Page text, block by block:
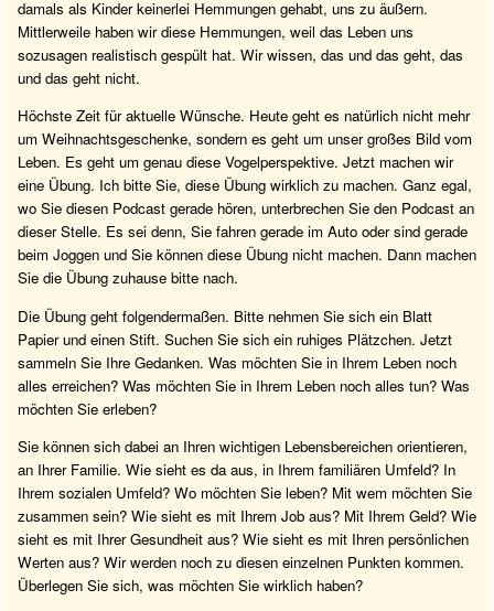
damals als Kinder keinerlei Hemmungen gehabt, uns zu äußern.
Mittlerweile haben wir diese Hemmungen, weil das Leben uns
sozusagen realistisch gespült hat. Wir wissen, das und das geht, das
und das geht nicht.
Höchste Zeit für aktuelle Wünsche. Heute geht es natürlich nicht mehr
um Weihnachtsgeschenke, sondern es geht um unser großes Bild vom
Leben. Es geht um genau diese Vogelperspektive. Jetzt machen wir
eine Übung. Ich bitte Sie, diese Übung wirklich zu machen. Ganz egal,
wo Sie diesen Podcast gerade hören, unterbrechen Sie den Podcast an
dieser Stelle. Es sei denn, Sie fahren gerade im Auto oder sind gerade
beim Joggen und Sie können diese Übung nicht machen. Dann machen
Sie die Übung zuhause bitte nach.
Die Übung geht folgendermaßen. Bitte nehmen Sie sich ein Blatt
Papier und einen Stift. Suchen Sie sich ein ruhiges Plätzchen. Jetzt
sammeln Sie Ihre Gedanken. Was möchten Sie in Ihrem Leben noch
alles erreichen? Was möchten Sie in Ihrem Leben noch alles tun? Was
möchten Sie erleben?
Sie können sich dabei an Ihren wichtigen Lebensbereichen orientieren,
an Ihrer Familie. Wie sieht es da aus, in Ihrem familiären Umfeld? In
Ihrem sozialen Umfeld? Wo möchten Sie leben? Mit wem möchten Sie
zusammen sein? Wie sieht es mit Ihrem Job aus? Mit Ihrem Geld? Wie
sieht es mit Ihrer Gesundheit aus? Wie sieht es mit Ihren persönlichen
Werten aus? Wir werden noch zu diesen einzelnen Punkten kommen.
Überlegen Sie sich, was möchten Sie wirklich haben?